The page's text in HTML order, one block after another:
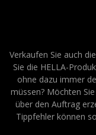
Verkaufen Sie auch
Sie die HELLA-
ohne dazu immer
müssen? Möchten
über den Auftrag
Tippfehler können